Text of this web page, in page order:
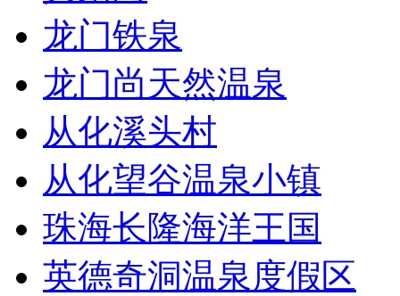
龙门铁泉
龙门尚天然温泉
从化溪头村
从化望谷温泉小镇
珠海长隆海洋王国
英德奇洞温泉度假区